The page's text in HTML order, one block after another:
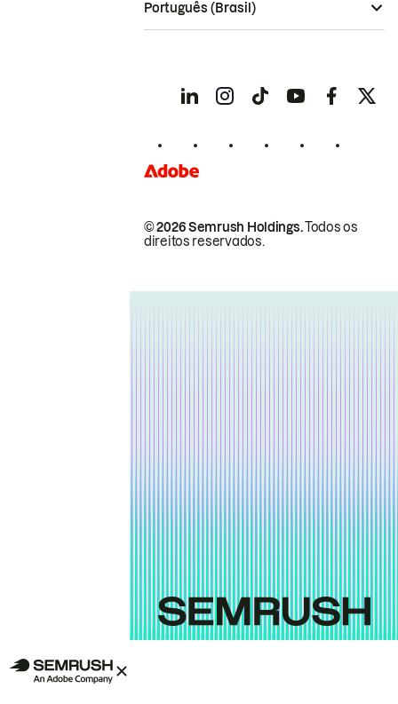
© 2026 Semrush Holdings.Todos os
direitos reservados.
Português (Brasil)